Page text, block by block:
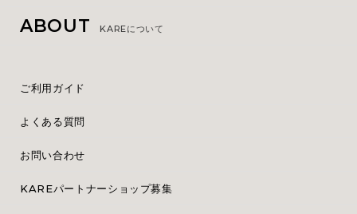
ABOUT KAREについて
ご利用ガイド
よくある質問
お問い合わせ
KAREパートナーショップ募集